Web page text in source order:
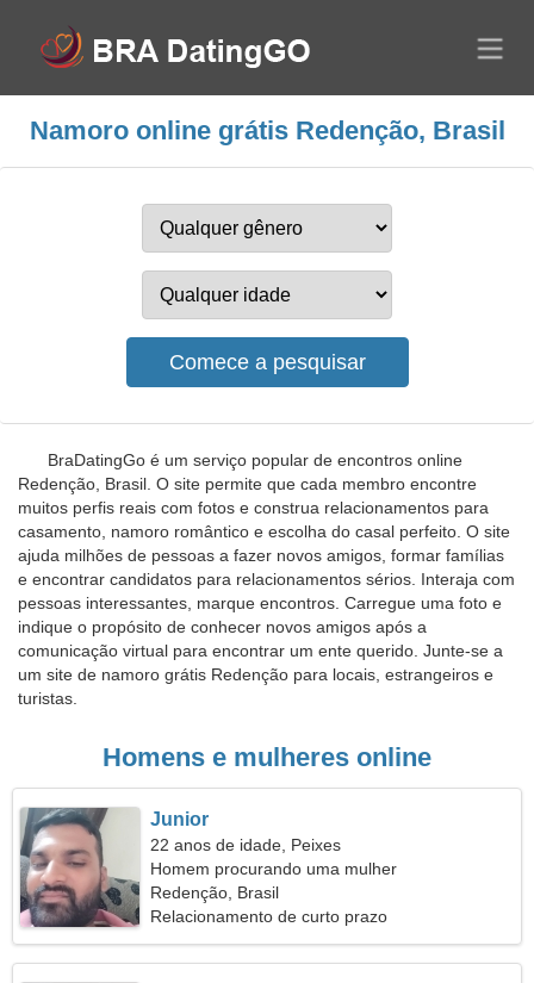
Namoro online grátis Redenção, Brasil
BraDatingGo é um serviço popular de encontros online
Redenção, Brasil. O site permite que cada membro encontre
muitos perfis reais com fotos e construa relacionamentos para
casamento, namoro romântico e escolha do casal perfeito. O site
ajuda milhões de pessoas a fazer novos amigos, formar famílias
e encontrar candidatos para relacionamentos sérios. Interaja com
pessoas interessantes, marque encontros. Carregue uma foto e
indique o propósito de conhecer novos amigos após a
comunicação virtual para encontrar um ente querido. Junte-se a
um site de namoro grátis Redenção para locais, estrangeiros e
turistas.
Homens e mulheres online
Junior
22 anos de idade, Peixes
Homem procurando uma mulher
Redenção, Brasil
Relacionamento de curto prazo